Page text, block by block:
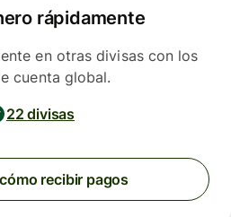
rápidamente
en otras divisas con los
cuenta global.
22 divisas
recibir pagos